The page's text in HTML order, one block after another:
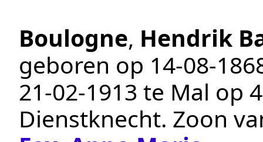
Boulogne, Hendrik
geboren op
21‑02‑1913 te Mal op
Dienstknecht. Zoon